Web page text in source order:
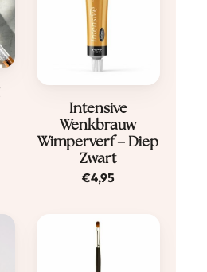
Intensive
Wenkbrauw
Wimperverf – Diep
Zwart
€4,95